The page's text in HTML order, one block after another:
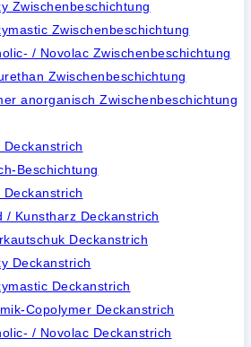
Zwischenbeschichtung
Zwischenbeschichtung
/ Novolac Zwischenbeschichtung
Zwischenbeschichtung
anorganisch Zwischenbeschichtung
Deckanstrich
Beschichtung
Deckanstrich
/ Kunstharz Deckanstrich
Deckanstrich
Deckanstrich
Deckanstrich
Copolymer Deckanstrich
/ Novolac Deckanstrich